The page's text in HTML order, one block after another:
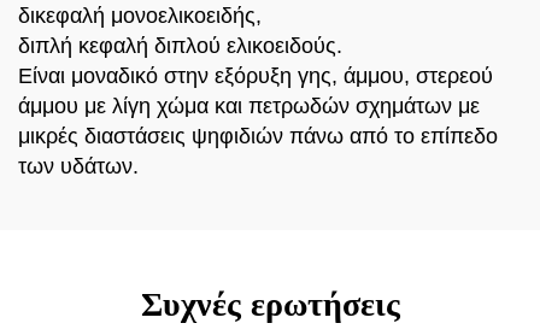
δικεφαλή μονοελικοειδής,
διπλή κεφαλή διπλού ελικοειδούς.
Είναι μοναδικό στην εξόρυξη γης, άμμου, στερεού
άμμου με λίγη χώμα και πετρωδών σχημάτων με
μικρές διαστάσεις ψηφιδιών πάνω από το επίπεδο
των υδάτων.
Συχνές ερωτήσεις